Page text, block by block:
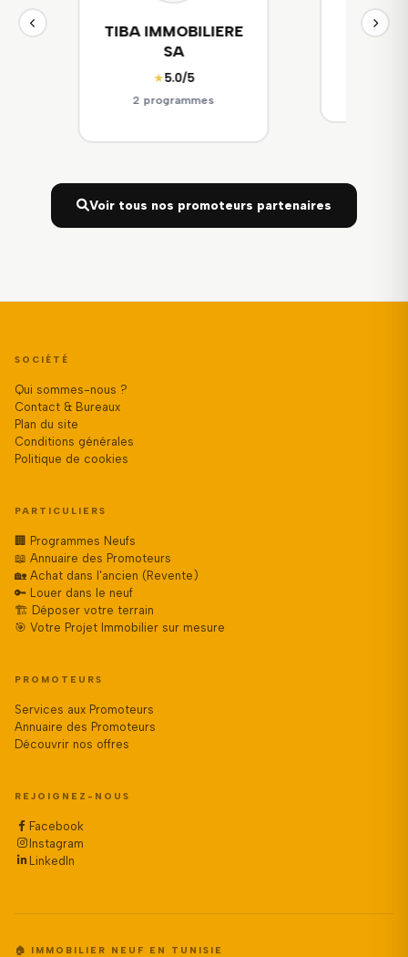
SITEJ
☆☆☆☆☆(Aucun avis)
2 programmes
Voir tous nos promoteurs partenaires
SOCIÉTÉ
Qui sommes-nous ?
Contact & Bureaux
Plan du site
Conditions générales
Politique de cookies
PARTICULIERS
🏢 Programmes Neufs
📖 Annuaire des Promoteurs
🏡 Achat dans l'ancien (Revente)
🔑 Louer dans le neuf
🏗️ Déposer votre terrain
🎯 Votre Projet Immobilier sur mesure
PROMOTEURS
Services aux Promoteurs
Annuaire des Promoteurs
Découvrir nos offres
REJOIGNEZ-NOUS
Facebook
Instagram
LinkedIn
🏠 IMMOBILIER NEUF EN TUNISIE